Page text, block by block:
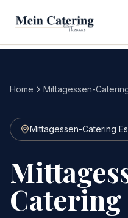
Home Mittagessen-
Mittagessen-Catering
Catering